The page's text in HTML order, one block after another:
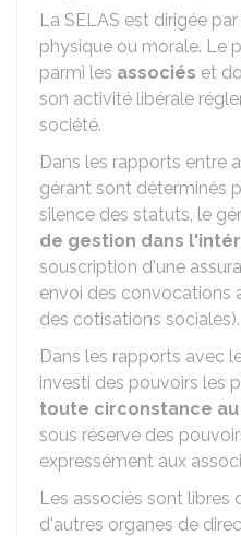
La SELAS est dirigée par
physique ou morale. Le
parmi les associés et
son activité libérale
société.
Dans les rapports entre
gérant sont déterminés
silence des statuts, le
de gestion dans
souscription d'une
envoi des convocations
des cotisations sociales).
Dans les rapports avec
investi des pouvoirs les
toute circonstance
sous réserve des
expressément aux
Les associés sont libres
d'autres organes de